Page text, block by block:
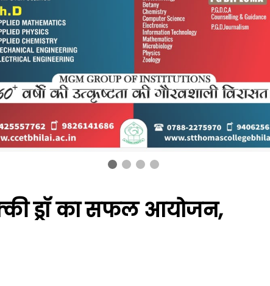
ड्रॉ का सफल आयोजन,